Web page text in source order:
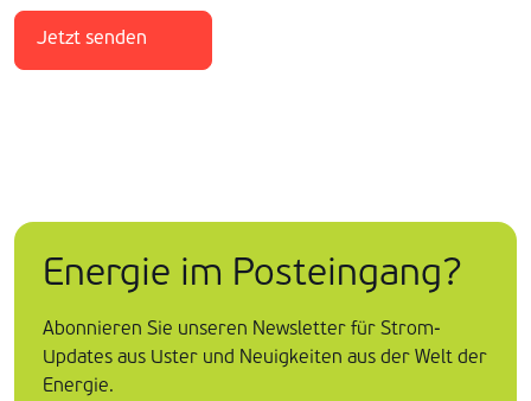
Jetzt senden
Energie im Posteingang?
Abonnieren Sie unseren Newsletter für Strom-
Updates aus Uster und Neuigkeiten aus der Welt der
Energie.